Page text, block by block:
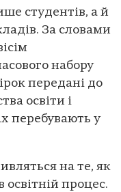
студентів, а й
За словами
набору
передані до
освіти і
перебувають у
на те, як
освітній процес.